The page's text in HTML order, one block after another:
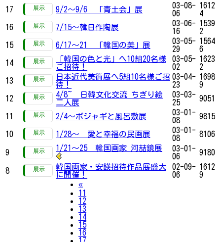
17 9/2～9/6 「青土会」展
03-08-
06
1612
4
16
7/15～韓日作陶展
03-06-
16
1539
2
15
6/17～21 「韓国の美」展
03-05-
29
1564
6
14
「韓国の色と光」へ10組20名様
ご招待！
03-05-
02
1623
2
13
日本近代美術展へ5組10名様ご招
待！
03-04-
23
1698
9
12
4/8~ 日韓文化交流 ちぎり絵
二人展
03-03-
25
9051
11 2/4～ポジャギと風呂敷展
03-01-
08
9815
10 1/28～ 愛と幸福の民画展
03-01-
08
8106
9
1/21～25 韓国画家 河喆鏡展
03-01-
06
9180
8
韓国画家・安鍈招待作品展盛大
に開催！
02-09-
06
1612
9
«Previous
11
12
13
14
15
16